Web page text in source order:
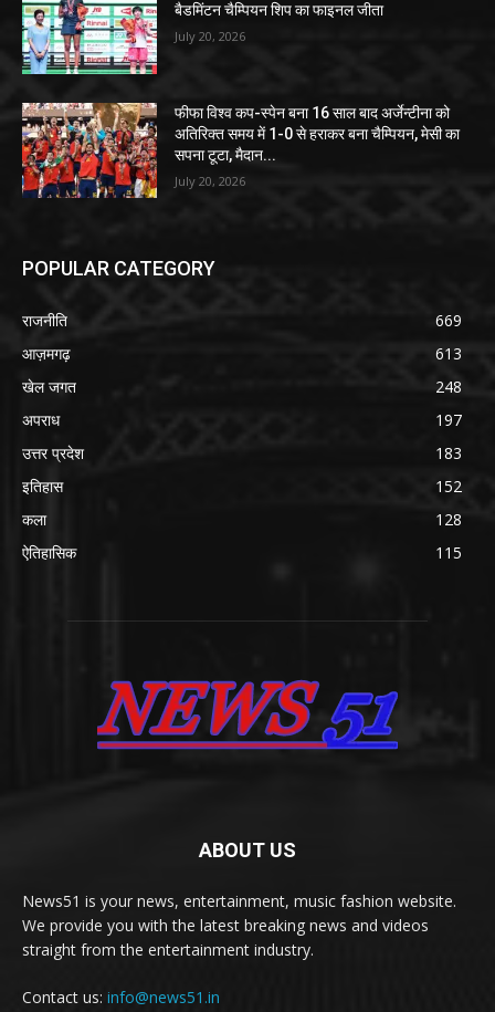
बैडमिंटन चैम्पियन शिप का फाइनल जीता
July 20, 2026
फीफा विश्व कप-स्पेन बना 16 साल बाद अर्जेन्टीना को
अतिरिक्त समय में 1-0 से हराकर बना चैम्पियन, मेसी का
सपना टूटा, मैदान...
July 20, 2026
POPULAR CATEGORY
राजनीति
669
आज़मगढ़
613
खेल जगत
248
अपराध
197
उत्तर प्रदेश
183
इतिहास
152
कला
128
ऐतिहासिक
115
ABOUT US
News51 is your news, entertainment, music fashion website.
We provide you with the latest breaking news and videos
straight from the entertainment industry.
Contact us: info@news51.in